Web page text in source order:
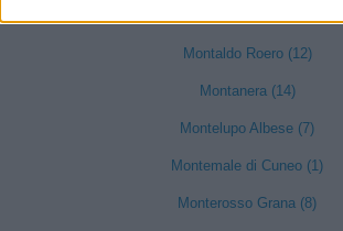
Montaldo Roero (12)
Montanera (14)
Montelupo Albese (7)
Montemale di Cuneo (1)
Monterosso Grana (8)